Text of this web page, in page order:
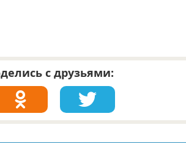
с друзьями: